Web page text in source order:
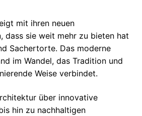
mit ihren neuen
dass sie weit mehr zu bieten hat
Sachertorte. Das moderne
im Wandel, das Tradition und
Weise verbindet.
über innovative
hin zu nachhaltigen